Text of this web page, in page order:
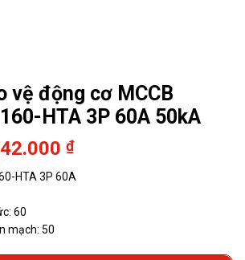
vệ động cơ MCCB
HTA 3P 60A 50kA
₫
HTA 3P 60A
60
mạch: 50